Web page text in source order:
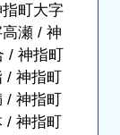
町大字
瀬 / 神
/ 神指町
/ 神指町
/ 神指町
/ 神指町